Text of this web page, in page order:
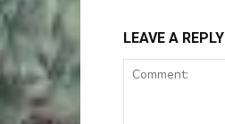
LEAVE A REPLY